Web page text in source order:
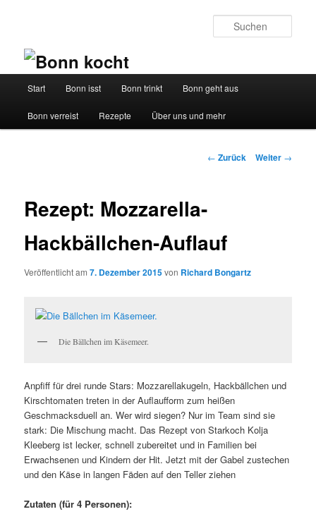
Zum
Inhalt
Zum
sekundären
Start Bonn isst Bonn trinkt Bonn geht aus
Bonn verreist Rezepte Über uns und mehr
Beitrags-
← Zurück Weiter →
Rezept: Mozzarella-
Hackbällchen-Auflauf
Veröffentlicht am7. Dezember 2015von Richard Bongartz
Die Bällchen im Käsemeer.
Anpfiff für drei runde Stars: Mozzarellakugeln, Hackbällchen und
Kirschtomaten treten in der Auflaufform zum heißen
Geschmacksduell an. Wer wird siegen? Nur im Team sind sie
stark: Die Mischung macht. Das Rezept von Starkoch Kolja
Kleeberg ist lecker, schnell zubereitet und in Familien bei
Erwachsenen und Kindern der Hit. Jetzt mit der Gabel zustechen
und den Käse in langen Fäden auf den Teller ziehen
Zutaten (für 4 Personen):